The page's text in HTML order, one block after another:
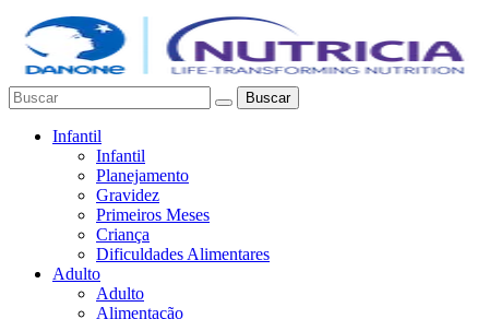
Buscar
Infantil
Infantil
Planejamento
Gravidez
Primeiros Meses
Criança
Dificuldades Alimentares
Adulto
Adulto
Alimentação